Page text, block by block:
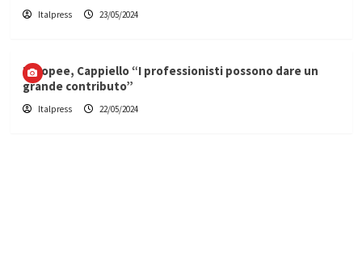
Italpress 23/05/2024
Europee, Cappiello “I professionisti possono dare un
grande contributo”
Italpress 22/05/2024